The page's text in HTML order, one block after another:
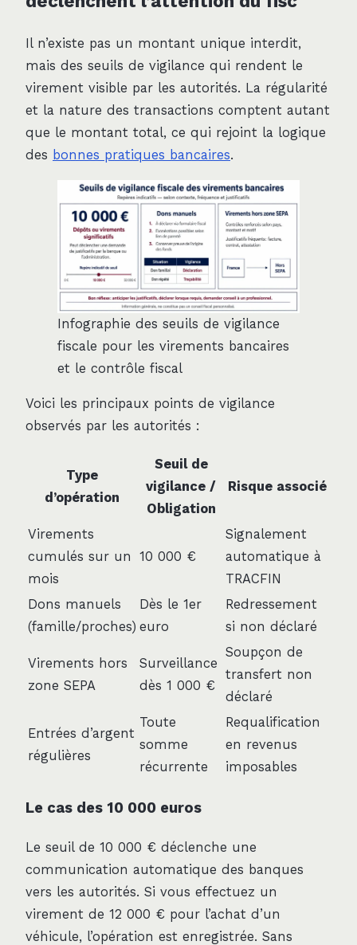
Il n’existe pas un montant unique interdit,
mais des seuils de vigilance qui rendent le
virement visible par les autorités. La régularité
et la nature des transactions comptent autant
que le montant total, ce qui rejoint la logique
des bonnes pratiques bancaires.
Infographie des seuils de vigilance
fiscale pour les virements bancaires
et le contrôle fiscal
Voici les principaux points de vigilance
observés par les autorités :
Type
d’opération
Seuil de
vigilance /
Obligation
Risque associé
Virements
cumulés sur un
mois
10 000 €
Signalement
automatique à
TRACFIN
Dons manuels
(famille/proches)
Dès le 1er
euro
Redressement
si non déclaré
Virements hors
zone SEPA
Surveillance
dès 1 000 €
Soupçon de
transfert non
déclaré
Entrées d’argent
régulières
Toute
somme
récurrente
Requalification
en revenus
imposables
Le cas des 10 000 euros
Le seuil de 10 000 € déclenche une
communication automatique des banques
vers les autorités. Si vous effectuez un
virement de 12 000 € pour l’achat d’un
véhicule, l’opération est enregistrée. Sans